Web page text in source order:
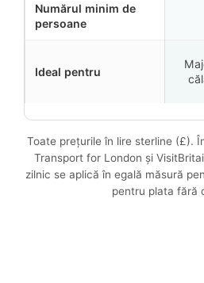
Numărul minim de
persoane
Ideal pentru
Toate prețurile în lire sterline (£).
Transport for London și
zilnic se aplică în egală măsură
pentru plata fără